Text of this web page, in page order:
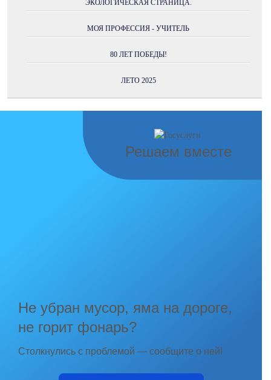
ЭКОЛОГИЧЕСКАЯ СТРАНИЦА.
МОЯ ПРОФЕССИЯ - УЧИТЕЛЬ
80 ЛЕТ ПОБЕДЫ!
ЛЕТО 2025
Решаем вместе
Не убран мусор, яма на дороге,
не горит фонарь?
Столкнулись с проблемой — сообщите о ней!